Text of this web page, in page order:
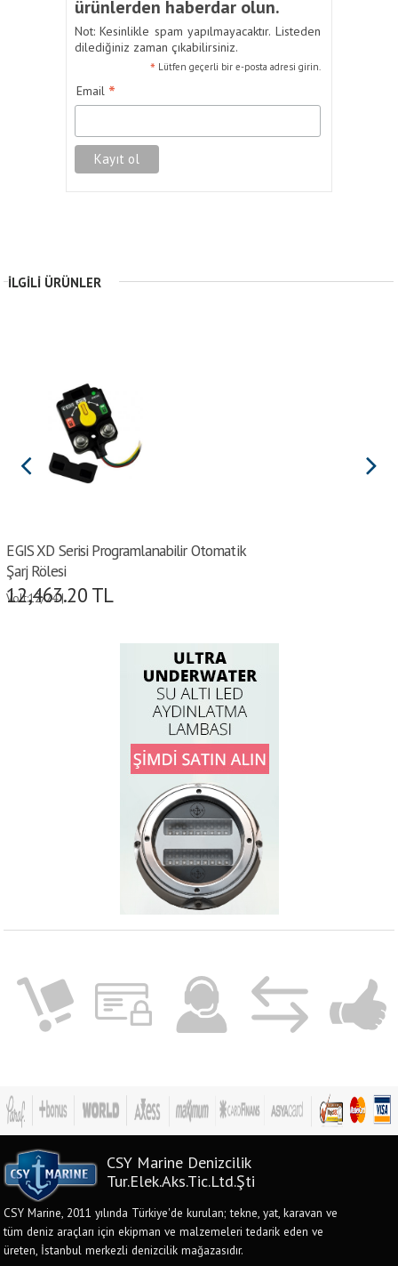
ürünlerden haberdar olun.
Not: Kesinlikle spam yapılmayacaktır. Listeden
dilediğiniz zaman çıkabilirsiniz.
* Lütfen geçerli bir e-posta adresi girin.
Email *
İLGILI ÜRÜNLER
EGIS XD Serisi Programlanabilir Otomatik
Şarj Rölesi
Volt:12/24 |
12,463.20 TL
CSY Marine Denizcilik
Tur.Elek.Aks.Tic.Ltd.Şti
CSY Marine, 2011 yılında Türkiye'de kurulan; tekne, yat, karavan ve
tüm deniz araçları için ekipman ve malzemeleri tedarik eden ve
üreten, İstanbul merkezli denizcilik mağazasıdır.